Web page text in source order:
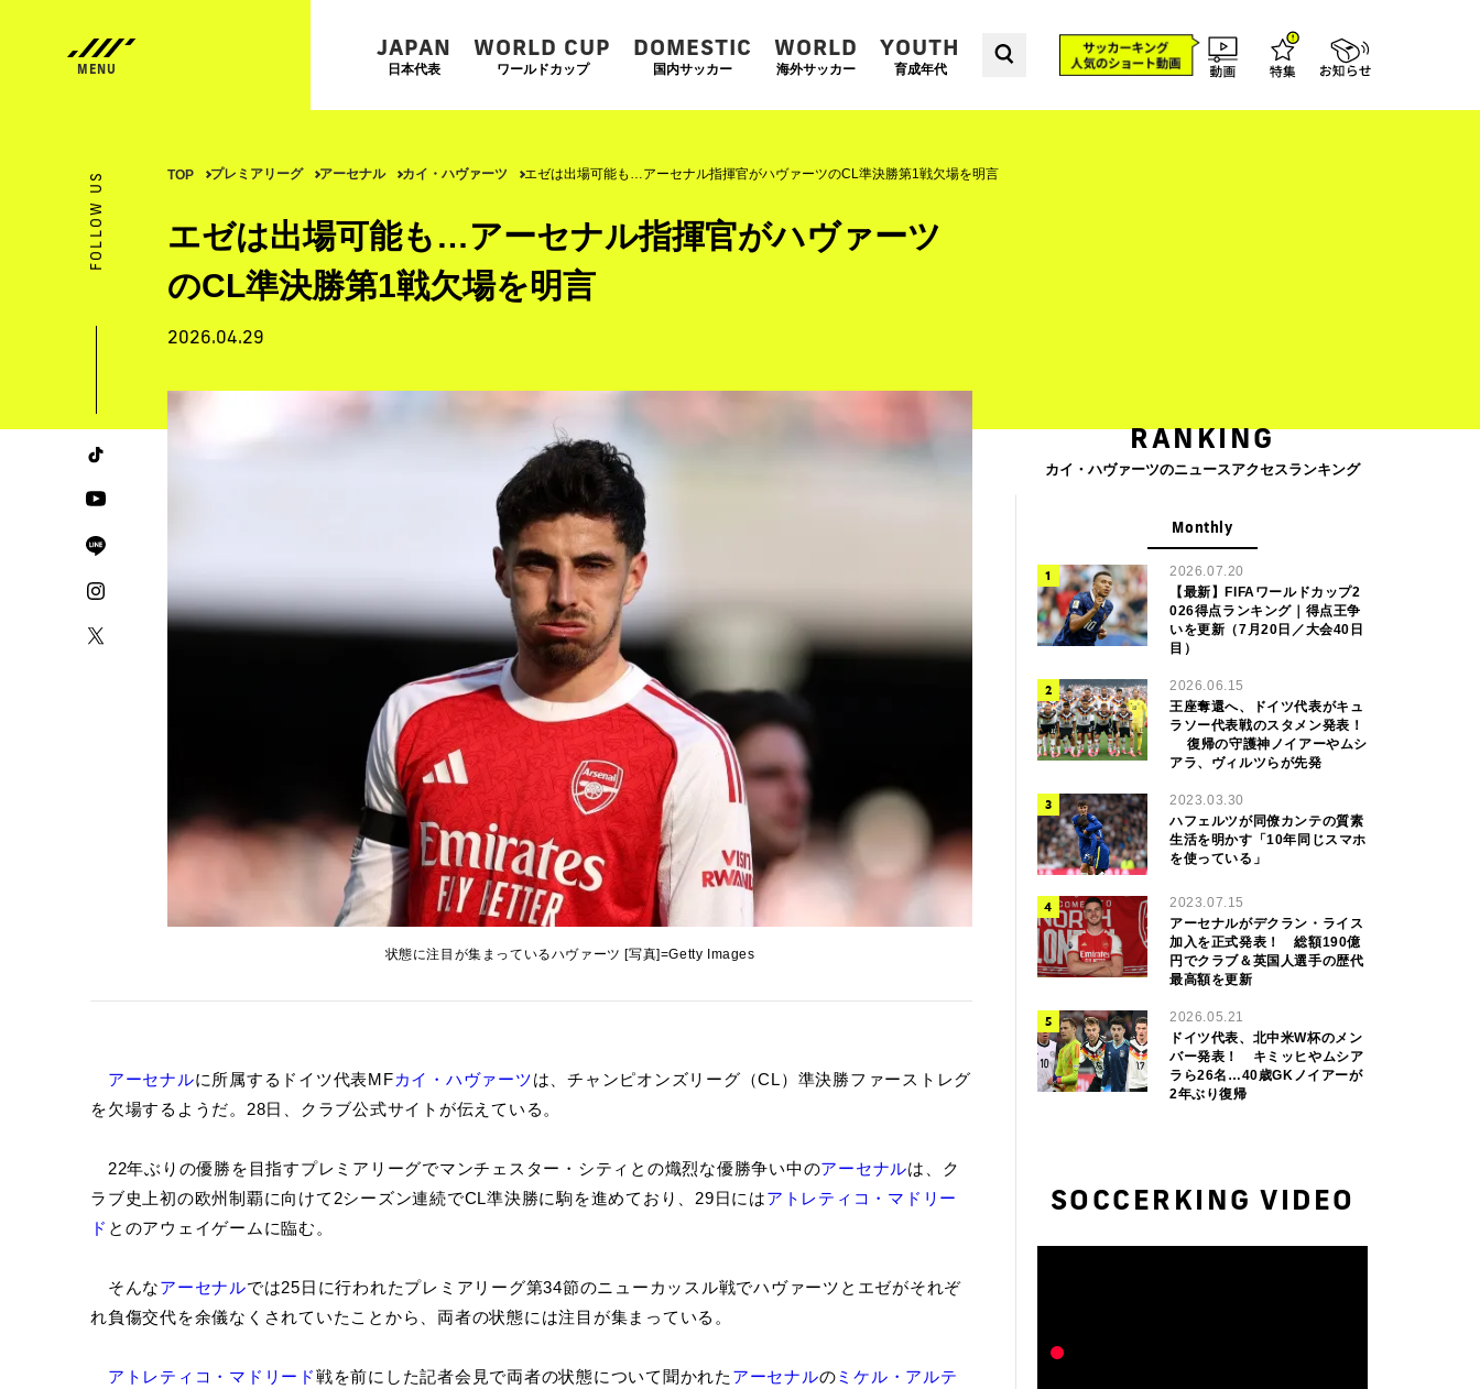
JAPAN
日本代表
WORLD CUP
ワールドカップ
DOMESTIC
国内サッカー
WORLD
海外サッカー
YOUTH
育成年代
FOLLOW US TOP プレミアリーグ アーセナル カイ・ハヴァーツ エゼは出場可能も…アーセナル指揮官がハヴァーツのCL準決勝第1戦欠場を明言
エゼは出場可能も…アーセナル指揮官がハヴァーツ
のCL準決勝第1戦欠場を明言
2026.04.29
状態に注目が集まっているハヴァーツ [写真]=Getty Images
アーセナルに所属するドイツ代表MFカイ・ハヴァーツは、チャンピオンズリーグ（CL）準決勝ファーストレグ
を欠場するようだ。28日、クラブ公式サイトが伝えている。
22年ぶりの優勝を目指すプレミアリーグでマンチェスター・シティとの熾烈な優勝争い中のアーセナルは、ク
ラブ史上初の欧州制覇に向けて2シーズン連続でCL準決勝に駒を進めており、29日にはアトレティコ・マドリー
ド とのアウェイゲームに臨む。
そんなアーセナルでは25日に行われたプレミアリーグ第34節のニューカッスル戦でハヴァーツとエゼがそれぞ
れ負傷交代を余儀なくされていたことから、両者の状態には注目が集まっている。
アトレティコ・マドリード戦を前にした記者会見で両者の状態について聞かれた アーセナルのミケル・アルテ
RANKING
カイ・ハヴァーツのニュースアクセスランキング
Monthly
2026.07.20
【最新】FIFAワールドカップ2
026得点ランキング｜得点王争
いを更新（7月20日／大会40日
目）
2026.06.15
王座奪還へ、ドイツ代表がキュ
ラソー代表戦のスタメン発表！
復帰の守護神ノイアーやムシ
アラ、ヴィルツらが先発
2023.03.30
ハフェルツが同僚カンテの質素
生活を明かす「10年同じスマホ
を使っている」
2023.07.15
アーセナルがデクラン・ライス
加入を正式発表！ 総額190億
円でクラブ＆英国人選手の歴代
最高額を更新
2026.05.21
ドイツ代表、北中米W杯のメン
バー発表！ キミッヒやムシア
ラら26名…40歳GKノイアーが
2年ぶり復帰
SOCCERKING VIDEO